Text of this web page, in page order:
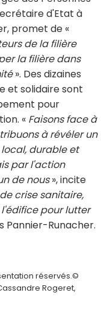
d'Etat à
promet de «
de la filière
la filière dans
». Des dizaines
et solidaire sont
pour
« Faisons face à
à révéler un
durable et
par l'action
de nous», incite
crise sanitaire,
pour lutter
Pannier-Runacher.
réservés.©
Rogeret,